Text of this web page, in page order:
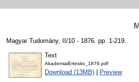
Magyar Tudomány, II/10 - 1876. pp. 1-219.
Text
AkademiaiErtesito_1876.pdf
Download (13MB) Preview